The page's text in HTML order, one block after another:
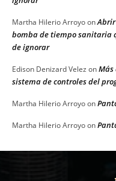
Martha Hilerio Arroyoon
bomba de tiempo sanitaria
de ignorar
Edison Denizard Velez onMás
sistema de controles del
Martha Hilerio Arroyoon
Martha Hilerio Arroyoon